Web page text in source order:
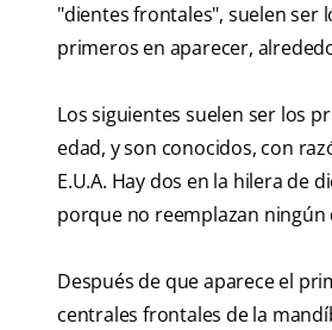
"dientes frontales", suelen ser
primeros en aparecer,
Los siguientes suelen ser los
edad, y son conocidos, con
E.U.A. Hay dos en la hilera de
porque no reemplazan
Después de que aparece el
centrales frontales de la